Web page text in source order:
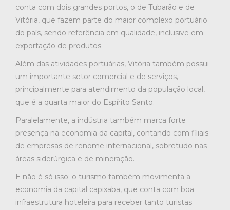
conta com dois grandes portos, o de Tubarão e de
Vitória, que fazem parte do maior complexo portuário
do país, sendo referência em qualidade, inclusive em
exportação de produtos.
Além das atividades portuárias, Vitória também possui
um importante setor comercial e de serviços,
principalmente para atendimento da população local,
que é a quarta maior do Espírito Santo.
Paralelamente, a indústria também marca forte
presença na economia da capital, contando com filiais
de empresas de renome internacional, sobretudo nas
áreas siderúrgica e de mineração.
E não é só isso: o turismo também movimenta a
economia da capital capixaba, que conta com boa
infraestrutura hoteleira para receber tanto turistas